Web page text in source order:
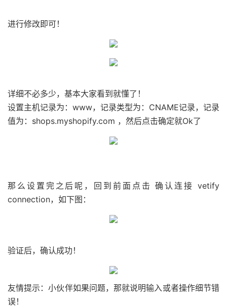
进行修改即可！
详细不必多少，基本大家看到就懂了！
设置主机记录为：www，记录类型为：CNAME记录，记录
值为：shops.myshopify.com ，然后点击确定就Ok了
那么设置完之后呢，回到前面点击 确认连接 vetify
connection，如下图：
验证后，确认成功！
友情提示：小伙伴如果问题，那就说明输入或者操作细节错
误！